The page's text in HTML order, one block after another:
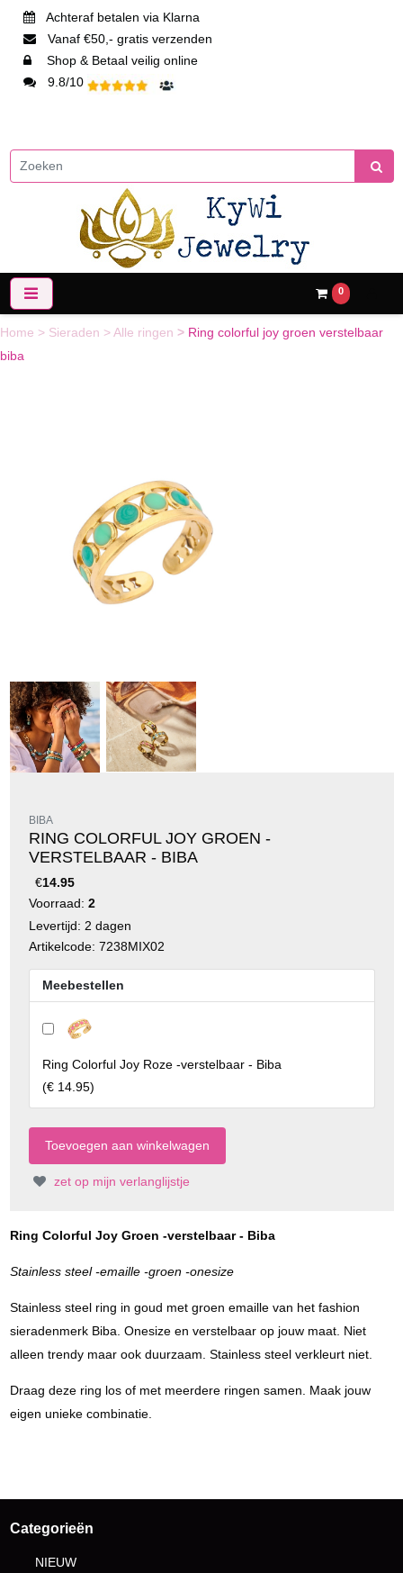
Achteraf betalen via Klarna
Vanaf €50,- gratis verzenden
Shop & Betaal veilig online
9.8/10
0
Home > Sieraden >Alle ringen > Ring colorful joy groen verstelbaar
biba
BIBA
RING COLORFUL JOY GROEN -
VERSTELBAAR - BIBA
€14.95
Voorraad: 2
Levertijd: 2 dagen
Artikelcode: 7238MIX02
Meebestellen
Ring Colorful Joy Roze -verstelbaar - Biba
(€ 14.95)
zet op mijn verlanglijstje
Ring Colorful Joy Groen -verstelbaar - Biba
Stainless steel -emaille -groen -onesize
Stainless steel ring in goud met groen emaille van het fashion
sieradenmerk Biba. Onesize en verstelbaar op jouw maat. Niet
alleen trendy maar ook duurzaam. Stainless steel verkleurt niet.
Draag deze ring los of met meerdere ringen samen. Maak jouw
eigen unieke combinatie.
Categorieën
NIEUW